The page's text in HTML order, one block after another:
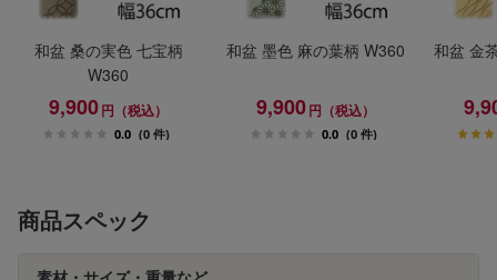
和盆 桑の実色 七宝柄
W360
9,900円（税込）
0.0 (0 件)
和盆 墨色 麻の葉柄 W360
9,900円（税込）
0.0 (0 件)
和盆 金
商品スペック